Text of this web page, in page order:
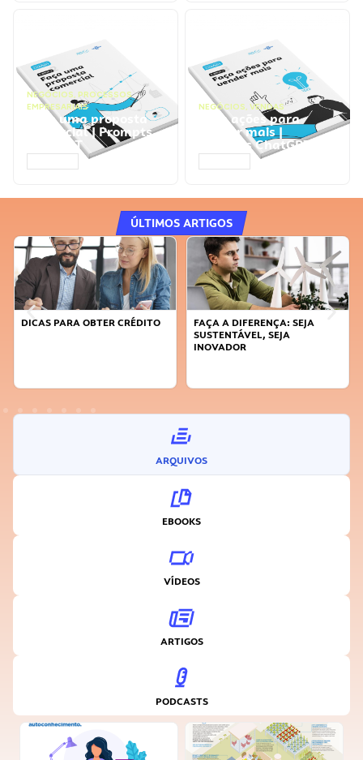
NEGÓCIOS, PROCESSOS
EMPRESARIAIS
Faça uma proposta
comercial | Prompts
ChatGPT
NEGÓCIOS, VENDAS
Faça ações para
vender mais |
Prompts ChatGPT
ÚLTIMOS ARTIGOS
DICAS PARA OBTER CRÉDITO
FAÇA A DIFERENÇA: SEJA
SUSTENTÁVEL, SEJA
INOVADOR
ARQUIVOS
EBOOKS
VÍDEOS
ARTIGOS
PODCASTS